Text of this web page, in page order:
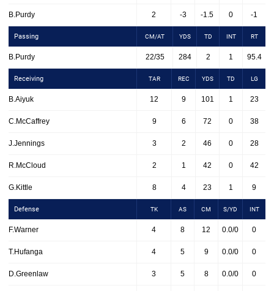
B.Purdy 2 -3 -1.5 0 -1
Passing CM/AT YDS TD INT RT
B.Purdy 22/35 284 2 1 95.4
Receiving TAR REC YDS TD LG
B.Aiyuk 12 9 101 1 23
C.McCaffrey 9 6 72 0 38
J.Jennings 3 2 46 0 28
R.McCloud 2 1 42 0 42
G.Kittle 8 4 23 1 9
Defense TK AS CM S/YD INT
F.Warner 4 8 12 0.0/0 0
T.Hufanga 4 5 9 0.0/0 0
D.Greenlaw 3 5 8 0.0/0 0